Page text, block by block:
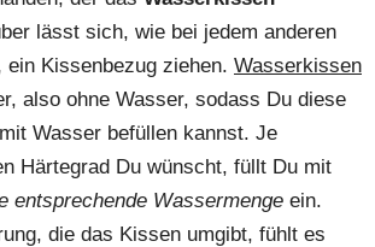
lässt sich, wie bei jedem anderen
ein Kissenbezug ziehen. Wasserkissen
also ohne Wasser, sodass Du diese
Wasser befüllen kannst. Je
Härtegrad Du wünscht, füllt Du mit
entsprechende Wassermenge ein.
die das Kissen umgibt, fühlt es